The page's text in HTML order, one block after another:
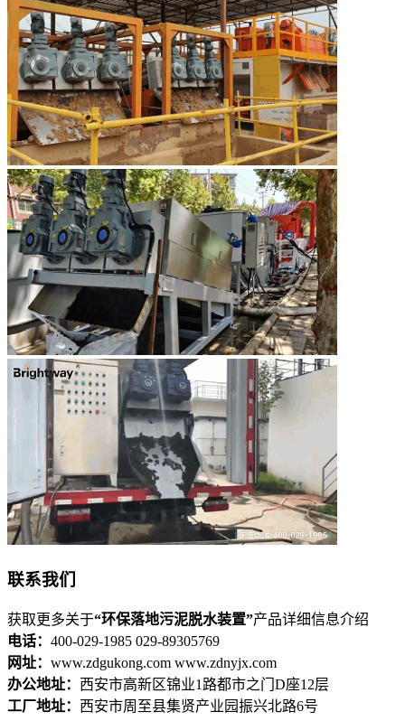
联系我们
获取更多关于“环保落地污泥脱水装置”产品详细信息介绍
电话： 400-029-1985 029-89305769
网址： www.zdgukong.com www.zdnyjx.com
办公地址： 西安市高新区锦业1路都市之门D座12层
工厂地址： 西安市周至县集贤产业园振兴北路6号